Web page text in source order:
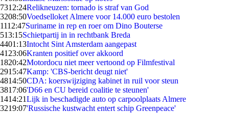
7312:24Relikneuzen: tornado is straf van God
3208:50Voedselloket Almere voor 14.000 euro bestolen
1112:47Suriname in rep en roer om Dino Bouterse
513:15Schietpartij in in rechtbank Breda
4401:13Intocht Sint Amsterdam aangepast
41 23:06Kranten positief over akkoord
1820:42Motordocu niet meer vertoond op Filmfestival
2915:47Kamp: 'CBS-bericht deugt niet'
4814:50CDA: koerswijziging kabinet in ruil voor steun
3817:06'D66 en CU bereid coalitie te steunen'
1414:21Lijk in beschadigde auto op carpoolplaats Almere
3219:07'Russische kustwacht entert schip Greenpeace'